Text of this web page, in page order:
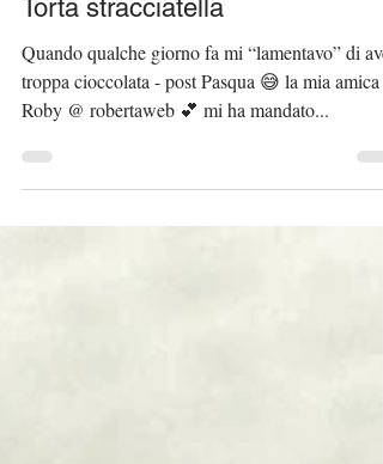
Torta stracciatella
Quando qualche giorno fa mi “lamentavo” di
troppa cioccolata - post Pasqua 😅 la mia amica